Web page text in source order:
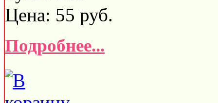
Цена: 55 руб.
Подробнее...